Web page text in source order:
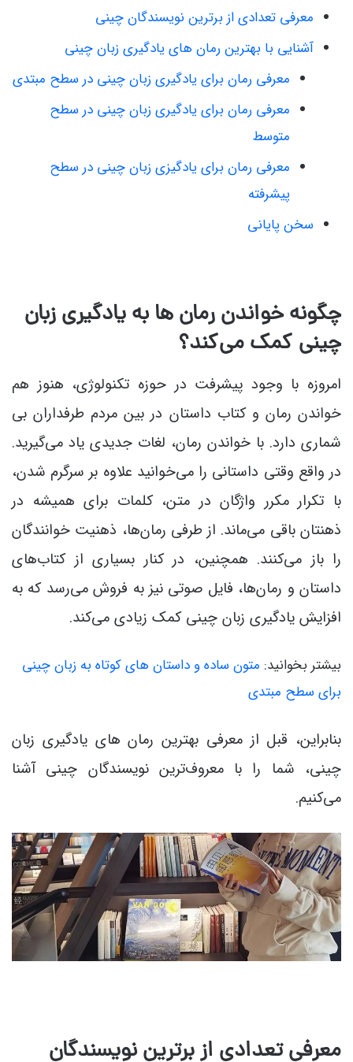
معرفی تعدادی از برترین نویسندگان چینی
آشنایی با بهترین رمان های یادگیری زبان چینی
معرفی رمان برای یادگیری زبان چینی در سطح مبتدی
معرفی رمان برای یادگیری زبان چینی در سطح
متوسط
معرفی رمان برای یادگیزی زبان چینی در سطح
پیشرفته
سخن پایانی
چگونه خواندن رمان ها به یادگیری زبان
چینی کمک می‌کند؟
امروزه با وجود پیشرفت در حوزه تکنولوژی، هنوز هم
خواندن رمان و کتاب داستان در بین مردم طرفداران بی
شماری دارد. با خواندن رمان، لغات جدیدی یاد می‌گیرید.
در واقع وقتی داستانی را می‌خوانید علاوه بر سرگرم شدن،
با تکرار مکرر واژگان در متن، کلمات برای همیشه در
ذهنتان باقی می‌ماند. از طرفی رمان‌ها، ذهنیت خوانندگان
را باز می‌کنند. همچنین، در کنار بسیاری از کتاب‌های
داستان و رمان‌ها، فایل صوتی نیز به فروش می‌رسد که به
افزایش یادگیری زبان چینی کمک زیادی می‌کند.
بیشتر بخوانید: متون ساده و داستان‌ های کوتاه به زبان چینی
برای سطح مبتدی
بنابراین، قبل از معرفی بهترین رمان های یادگیری زبان
چینی، شما را با معروف‌ترین نویسندگان چینی آشنا
می‌کنیم.
معرفی تعدادی از برترین نویسندگان